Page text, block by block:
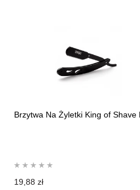
Brzytwa Na Żyletki King of Shave
19,88 zł